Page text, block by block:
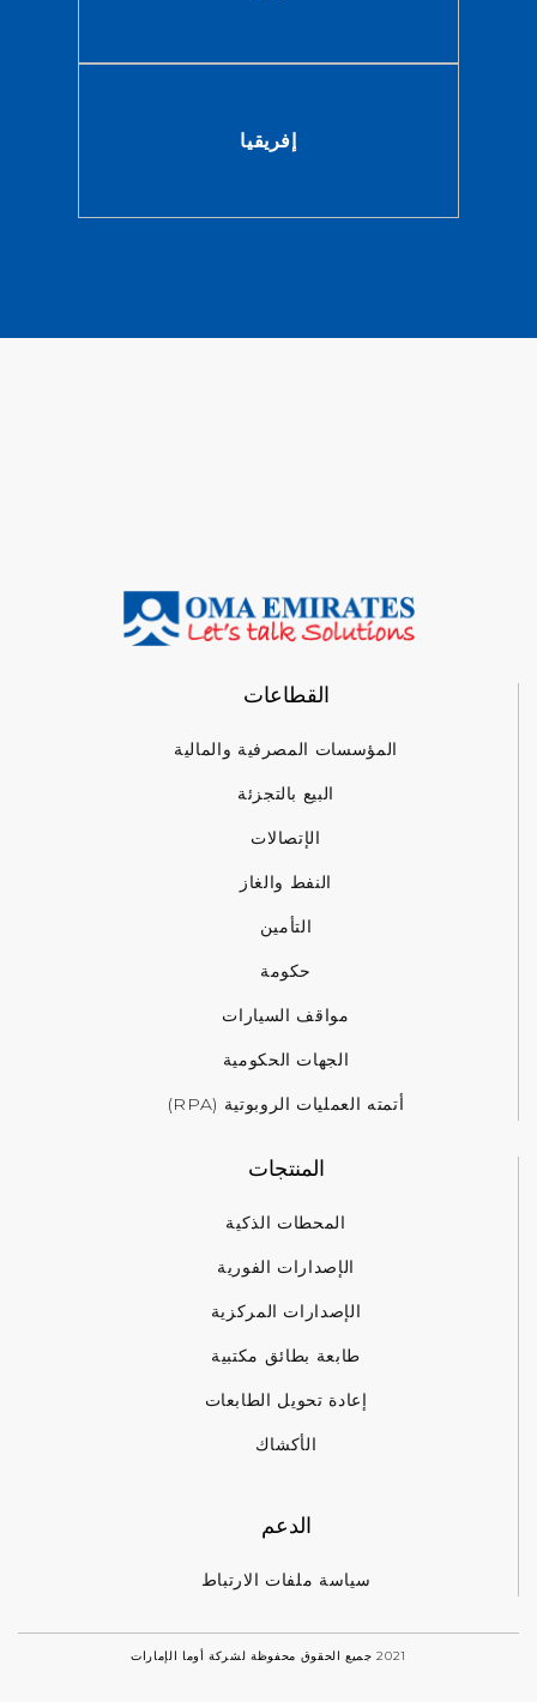
إفريقيا
القطاعات
المؤسسات المصرفية والمالية
البيع بالتجزئة
الإتصالات
النفط والغاز
التأمين
حكومة
مواقف السيارات
الجهات الحكومية
أتمته العمليات الروبوتية (RPA)
المنتجات
المحطات الذكية
الإصدارات الفورية
الإصدارات المركزية
طابعة بطائق مكتبية
إعادة تحويل الطابعات
الأكشاك
الدعم
سياسة ملفات الارتباط
2021 جميع الحقوق محفوظة لشركة أوما الإمارات